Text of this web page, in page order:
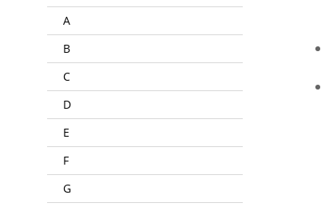
A
B
C
D
E
F
G